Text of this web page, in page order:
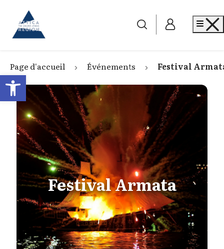
Open toolbar
Go to home
Page d'accueil Événements Festival
Festival Armata